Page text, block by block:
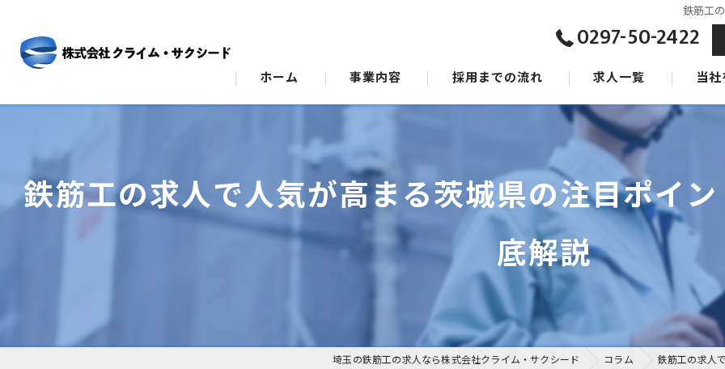
鉄筋工
0297-50-2422
ホーム 事業内容
スタッフ
採用までの流れ 求人一覧 当
千葉
未経験
鉄筋工の求人で人気が高まる茨城県の注目ポイ
底解説
埼玉の鉄筋工の求人なら株式会社クライム・サクシード コラム 鉄筋工の求人